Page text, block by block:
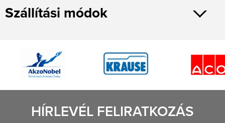
Szállítási módok
HÍRLEVÉL FELIRATKOZÁS